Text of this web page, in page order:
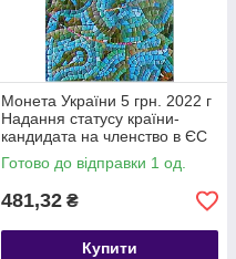
Монета України 5 грн. 2022 г
Надання статусу країни-
кандидата на членство в ЄС
Готово до відправки 1 од.
481,32 ₴
Купити